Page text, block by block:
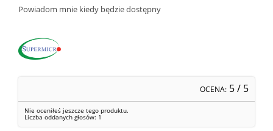
Powiadom mnie kiedy będzie dostępny
OCENA: 5/ 5
Nie oceniłeś jeszcze tego produktu.
Liczba oddanych głosów: 1